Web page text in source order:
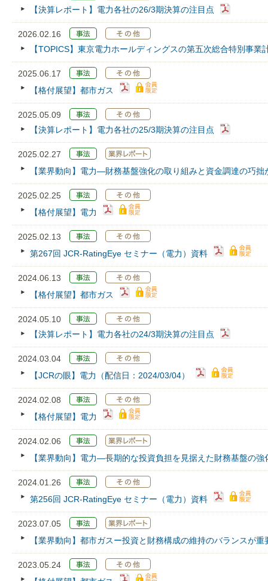
【決算レポート】電力各社の26/3期決算の注目点
2026.02.16
【TOPICS】東京電力ホールディングスの第五次総合特別事業
2025.06.17
【格付展望】都市ガス
2025.05.09
【決算レポート】電力各社の25/3期決算の注目点
2025.02.27
【業界動向】電力―財務基盤強化の取り組みと資金調達の巧
2025.02.25
【格付展望】電力
2025.02.13
第267回 JCR‐RatingEye セミナー（電力）資料
2024.06.13
【格付展望】都市ガス
2024.05.10
【決算レポート】電力各社の24/3期決算の注目点
2024.03.04
【JCRの眼】電力（配信日：2024/03/04）
2024.02.08
【格付展望】電力
2024.02.06
【業界動向】電力―長期的な投資負担を見据えた財務基盤の
2024.01.26
第256回 JCR‐RatingEye セミナー（電力）資料
2023.07.05
【業界動向】都市ガスー投資と財務構成の維持のバランスが
2023.05.24